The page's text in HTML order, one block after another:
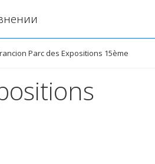
Parc des Expositions 15ème